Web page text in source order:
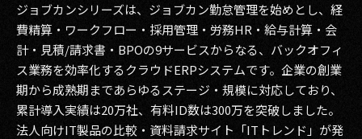
ジョブカンシリーズは、ジョブカン勤怠管理を始めとし、経
費精算・ワークフロー・採用管理・労務HR・給与計算・会
計・見積/請求書・BPOの9サービスからなる、バックオフィ
ス業務を効率化するクラウドERPシステムです。企業の創業
期から成熟期まであらゆるステージ・規模に対応しており、
累計導入実績は20万社、有料ID数は300万を突破しました。
法人向けIT製品の比較・資料請求サイト「ITトレンド」が発